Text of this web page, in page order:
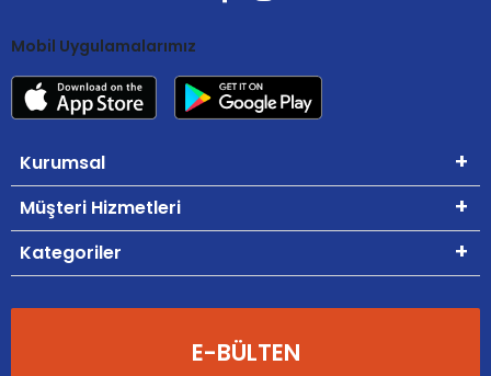
Mobil Uygulamalarımız
Kurumsal
Müşteri Hizmetleri
Kategoriler
E-BÜLTEN